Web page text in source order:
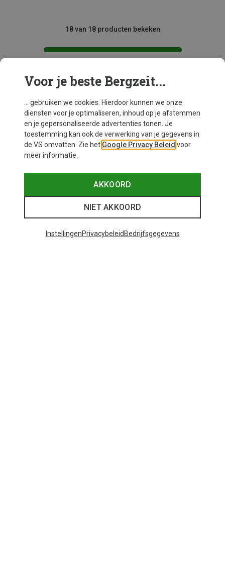
18 van 18 producten bekeken
Mogelijk interessant voor je
Voor je beste Bergzeit...
... gebruiken we cookies. Hierdoor kunnen we onze
diensten voor je optimaliseren, inhoud op je afstemmen
en je gepersonaliseerde advertenties tonen. Je
toestemming kan ook de verwerking van je gegevens in
de VS omvatten. Zie het Google Privacy Beleid voor
meer informatie.
AKKOORD
NIET AKKOORD
InstellingenPrivacybeleid Bedrijfsgegevens